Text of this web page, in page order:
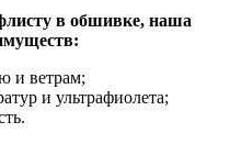
в обшивке, наша
и ветрам;
и ультрафиолета;